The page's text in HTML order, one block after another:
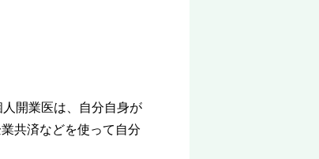
開業医は、自分自身が
共済などを使って自分